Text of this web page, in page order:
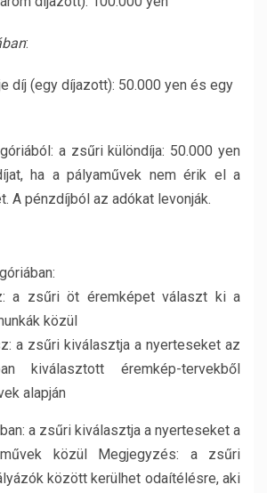
:
díj (egy díjazott): 50.000 yen és egy
a zsűri különdíja: 50.000 yen
ha a pályaművek nem érik el a
A pénzdíjból az adókat levonják.
a zsűri öt éremképet választ ki a
közül
a zsűri kiválasztja a nyerteseket az
kiválasztott éremkép-tervekből
alapján
a zsűri kiválasztja a nyerteseket a
közül Megjegyzés: a zsűri
között kerülhet odaítélésre, aki